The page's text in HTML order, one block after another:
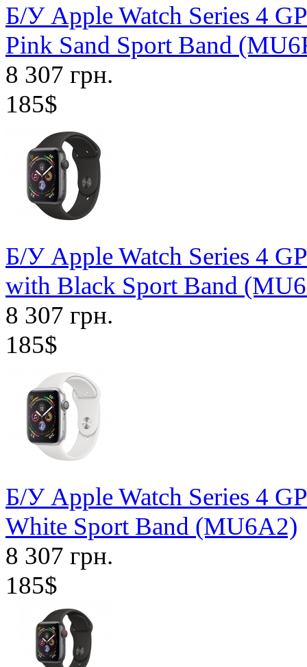
Б/У Apple Watch Series 4
Pink Sand Sport Band
8 307 грн.
185$
Б/У Apple Watch Series 4
with Black Sport Band
8 307 грн.
185$
Б/У Apple Watch Series 4
White Sport Band (MU6A2)
8 307 грн.
185$